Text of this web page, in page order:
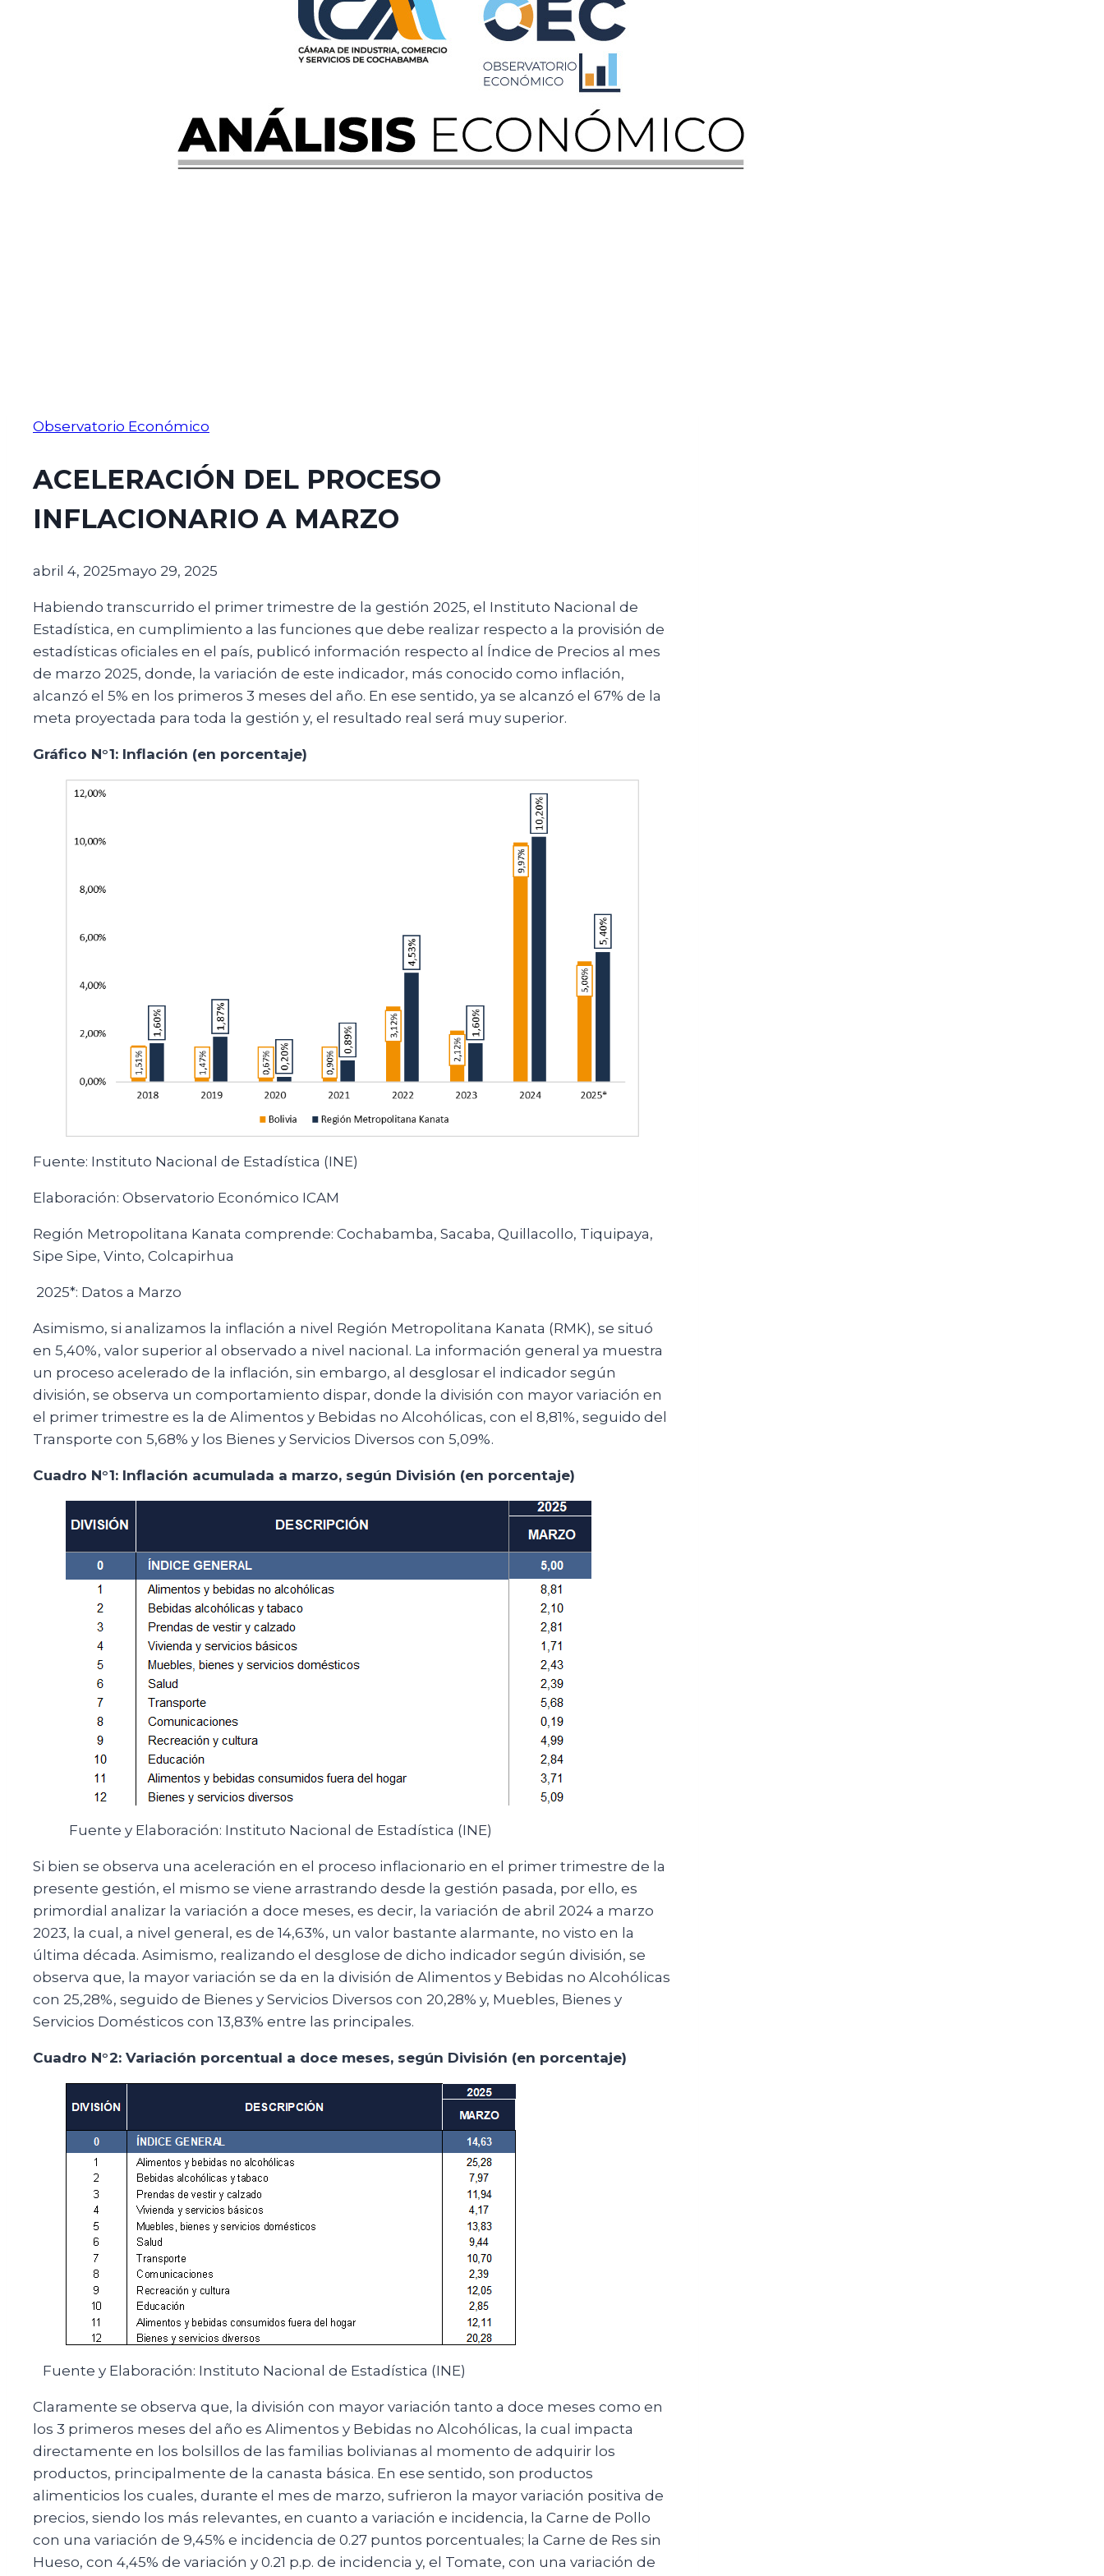
Observatorio Económico
ACELERACIÓN DEL PROCESO
INFLACIONARIO A MARZO
abril 4, 2025mayo 29, 2025
Habiendo transcurrido el primer trimestre de la gestión 2025, el Instituto Nacional de
Estadística, en cumplimiento a las funciones que debe realizar respecto a la provisión de
estadísticas oficiales en el país, publicó información respecto al Índice de Precios al mes
de marzo 2025, donde, la variación de este indicador, más conocido como inflación,
alcanzó el 5% en los primeros 3 meses del año. En ese sentido, ya se alcanzó el 67% de la
meta proyectada para toda la gestión y, el resultado real será muy superior.
Gráfico N°1: Inflación (en porcentaje)
Fuente: Instituto Nacional de Estadística (INE)
Elaboración: Observatorio Económico ICAM
Región Metropolitana Kanata comprende: Cochabamba, Sacaba, Quillacollo, Tiquipaya,
Sipe Sipe, Vinto, Colcapirhua
2025*: Datos a Marzo
Asimismo, si analizamos la inflación a nivel Región Metropolitana Kanata (RMK), se situó
en 5,40%, valor superior al observado a nivel nacional. La información general ya muestra
un proceso acelerado de la inflación, sin embargo, al desglosar el indicador según
división, se observa un comportamiento dispar, donde la división con mayor variación en
el primer trimestre es la de Alimentos y Bebidas no Alcohólicas, con el 8,81%, seguido del
Transporte con 5,68% y los Bienes y Servicios Diversos con 5,09%.
Cuadro N°1: Inflación acumulada a marzo, según División (en porcentaje)
Fuente y Elaboración: Instituto Nacional de Estadística (INE)
Si bien se observa una aceleración en el proceso inflacionario en el primer trimestre de la
presente gestión, el mismo se viene arrastrando desde la gestión pasada, por ello, es
primordial analizar la variación a doce meses, es decir, la variación de abril 2024 a marzo
2023, la cual, a nivel general, es de 14,63%, un valor bastante alarmante, no visto en la
última década. Asimismo, realizando el desglose de dicho indicador según división, se
observa que, la mayor variación se da en la división de Alimentos y Bebidas no Alcohólicas
con 25,28%, seguido de Bienes y Servicios Diversos con 20,28% y, Muebles, Bienes y
Servicios Domésticos con 13,83% entre las principales.
Cuadro N°2: Variación porcentual a doce meses, según División (en porcentaje)
Fuente y Elaboración: Instituto Nacional de Estadística (INE)
Claramente se observa que, la división con mayor variación tanto a doce meses como en
los 3 primeros meses del año es Alimentos y Bebidas no Alcohólicas, la cual impacta
directamente en los bolsillos de las familias bolivianas al momento de adquirir los
productos, principalmente de la canasta básica. En ese sentido, son productos
alimenticios los cuales, durante el mes de marzo, sufrieron la mayor variación positiva de
precios, siendo los más relevantes, en cuanto a variación e incidencia, la Carne de Pollo
con una variación de 9,45% e incidencia de 0.27 puntos porcentuales; la Carne de Res sin
Hueso, con 4,45% de variación y 0.21 p.p. de incidencia y, el Tomate, con una variación de